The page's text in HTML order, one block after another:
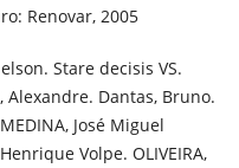
Renovar, 2005
Stare decisis VS.
Alexandre. Dantas, Bruno.
José Miguel
Volpe. OLIVEIRA,